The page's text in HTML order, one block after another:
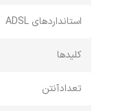
استانداردهای ADSL
کلیدها
تعدادآنتن